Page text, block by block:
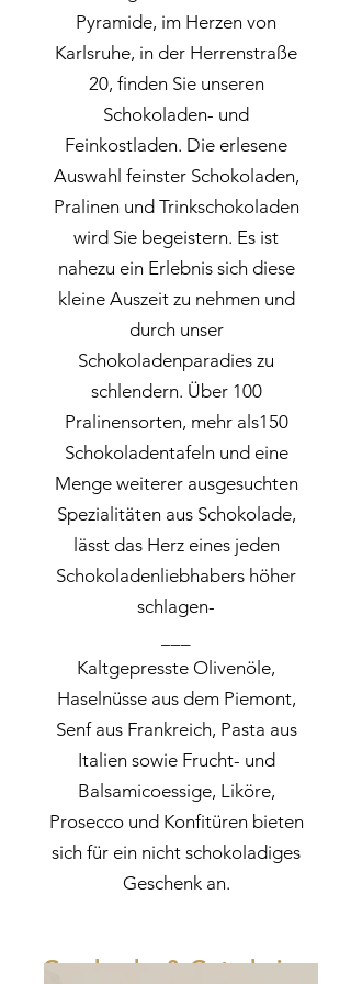
Pyramide, im Herzen von
Karlsruhe, in der Herrenstraße
20, finden Sie unseren
Schokoladen- und
Feinkostladen. Die erlesene
Auswahl feinster Schokoladen,
Pralinen und Trinkschokoladen
wird Sie begeistern. Es ist
nahezu ein Erlebnis sich diese
kleine Auszeit zu nehmen und
durch unser
Schokoladenparadies zu
schlendern. Über 100
Pralinensorten, mehr als150
Schokoladentafeln und eine
Menge weiterer ausgesuchten
Spezialitäten aus Schokolade,
lässt das Herz eines jeden
Schokoladenliebhabers höher
schlagen-
Kaltgepresste Olivenöle,
Haselnüsse aus dem Piemont,
Senf aus Frankreich, Pasta aus
Italien sowie Frucht- und
Balsamicoessige, Liköre,
Prosecco und Konfitüren bieten
sich für ein nicht schokoladiges
Geschenk an.
Geschenke & Gutscheine